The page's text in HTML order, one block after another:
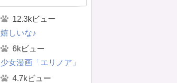
12.3kビュー
嬉しいな♪
6kビュー
少女漫画「エリノア」
4.7kビュー